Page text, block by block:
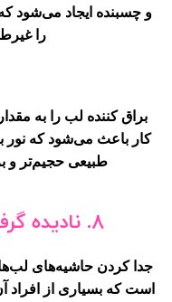
و چسبنده ایجاد می‌شود
را
براق کننده لب را به
کار باعث می‌شود که نور
طبیعی حجیم‌تر و
8. نادیده گرفتن تمیز کاری نهایی
جدا کردن حاشیه‌های
است که بسیاری از افراد